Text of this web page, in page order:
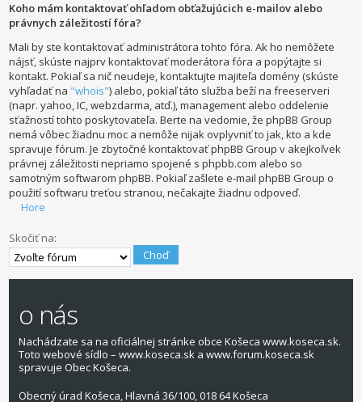
Koho mám kontaktovať ohľadom obťažujúcich e-mailov alebo
právnych záležitostí fóra?
Mali by ste kontaktovať administrátora tohto fóra. Ak ho nemôžete
nájsť, skúste najprv kontaktovať moderátora fóra a popýtajte si
kontakt. Pokiaľ sa nič neudeje, kontaktujte majiteľa domény (skúste
vyhľadať na "whois") alebo, pokiaľ táto služba beží na freeserveri
(napr. yahoo, IC, webzdarma, atď.), management alebo oddelenie
sťažností tohto poskytovateľa. Berte na vedomie, že phpBB Group
nemá vôbec žiadnu moc a nemôže nijak ovplyvniť to jak, kto a kde
spravuje fórum. Je zbytočné kontaktovať phpBB Group v akejkoľvek
právnej záležitosti nepriamo spojené s phpbb.com alebo so
samotným softwarom phpBB. Pokiaľ zašlete e-mail phpBB Group o
použití softwaru treťou stranou, nečakajte žiadnu odpoveď.
Hore
Skočiť na:
o nás
Nachádzate sa na oficiálnej stránke obce Košeca www.koseca.sk.
Toto webové sídlo – www.koseca.sk a www.forum.koseca.sk
spravuje Obec Košeca.
Obecný úrad Košeca, Hlavná 36/100, 018 64 Košeca